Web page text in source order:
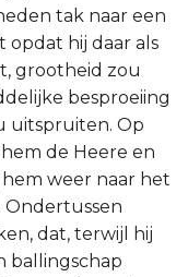
tak naar een
opdat hij daar als
grootheid zou
besproeiing
uitspruiten. Op
de Heere en
weer naar het
Ondertussen
dat, terwijl hij
ballingschap